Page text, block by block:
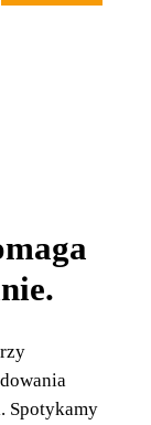
Spotykamy